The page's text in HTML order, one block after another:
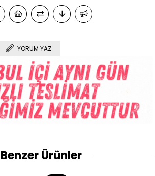
YORUM YAZ
Benzer Ürünler